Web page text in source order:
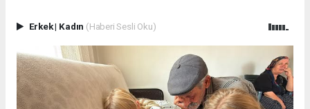
Erkek| Kadın (Haberi Sesli Oku)